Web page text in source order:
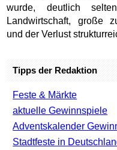
wurde, deutlich
Landwirtschaft, große
und der Verlust
Tipps der Redaktion
Feste & Märkte
aktuelle Gewinnspiele
Adventskalender
Stadtfeste in